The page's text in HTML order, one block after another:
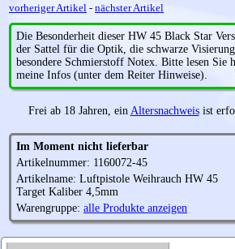
vorheriger Artikel - nächster Artikel
Die Besonderheit dieser HW 45 Black Star
der Sattel für die Optik, die schwarze
besondere Schmierstoff Notex. Bitte lesen Sie
meine Infos (unter dem Reiter Hinweise).
Frei ab 18 Jahren, ein Altersnachweisist
Im Moment nicht lieferbar
Artikelnummer: 1160072-45
Artikelname: Luftpistole Weihrauch HW 45
Target Kaliber 4,5mm
Warengruppe: alle Produkte anzeigen